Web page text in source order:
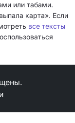
или табами.
карта». Если
все тексты